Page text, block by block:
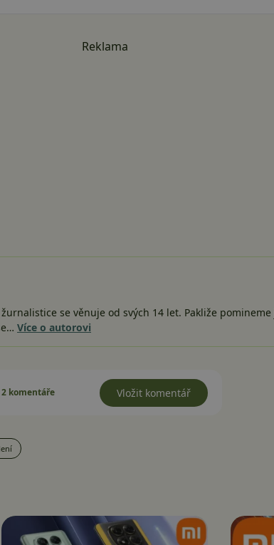
Reklama
se věnuje od svých 14 let. Pakliže
Více o autorovi
2 komentáře Vložit komentář